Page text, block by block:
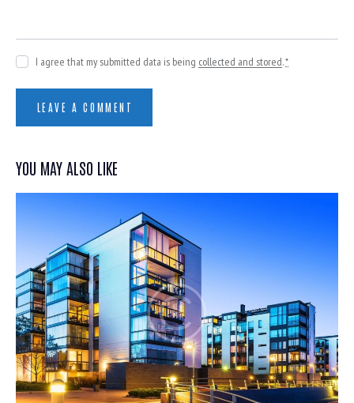
I agree that my submitted data is being collected and stored.*
YOU MAY ALSO LIKE